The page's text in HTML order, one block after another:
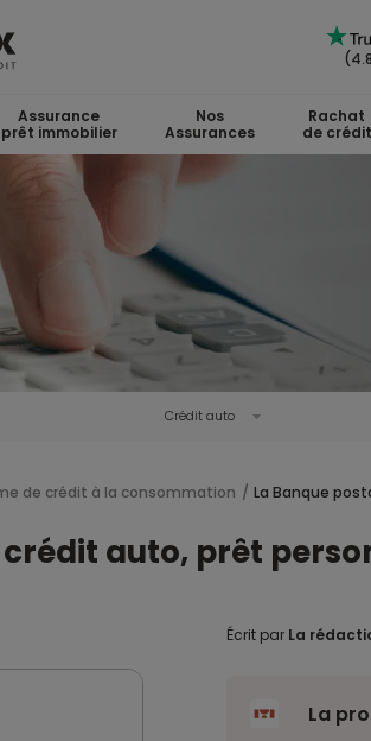
Assurance
prêt immobilier
Nos
Assurances
Rachat
de crédit
Crédit auto
de crédit à la consommation La Banque
crédit auto, prêt
Écrit par La
La